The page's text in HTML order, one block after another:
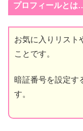
プロフィールとは
お気に入りリスト
ことです。
暗証番号を設定す
す。